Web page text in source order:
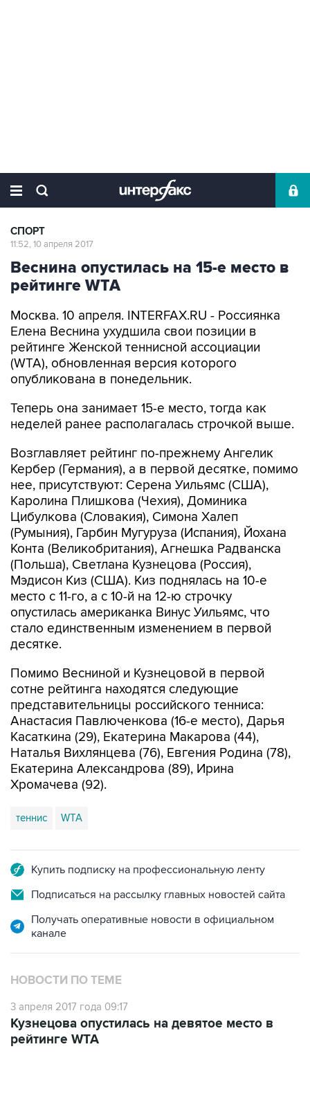
СПОРТ
11:52, 10 апреля 2017
Веснина опустилась на 15-е место в
рейтинге WTA
Москва. 10 апреля. INTERFAX.RU - Россиянка
Елена Веснина ухудшила свои позиции в
рейтинге Женской теннисной ассоциации
(WTA), обновленная версия которого
опубликована в понедельник.
Теперь она занимает 15-е место, тогда как
неделей ранее располагалась строчкой выше.
Возглавляет рейтинг по-прежнему Ангелик
Кербер (Германия), а в первой десятке, помимо
нее, присутствуют: Серена Уильямс (США),
Каролина Плишкова (Чехия), Доминика
Цибулкова (Словакия), Симона Халеп
(Румыния), Гарбин Мугуруза (Испания), Йохана
Конта (Великобритания), Агнешка Радванска
(Польша), Светлана Кузнецова (Россия),
Мэдисон Киз (США). Киз поднялась на 10-е
место с 11-го, а с 10-й на 12-ю строчку
опустилась американка Винус Уильямс, что
стало единственным изменением в первой
десятке.
Помимо Весниной и Кузнецовой в первой
сотне рейтинга находятся следующие
представительницы российского тенниса:
Анастасия Павлюченкова (16-е место), Дарья
Касаткина (29), Екатерина Макарова (44),
Наталья Вихлянцева (76), Евгения Родина (78),
Екатерина Александрова (89), Ирина
Хромачева (92).
теннис WTA
Купить подписку на профессиональную ленту
Подписаться на рассылку главных новостей сайта
Получать оперативные новости в официальном
канале
НОВОСТИ ПО ТЕМЕ
3 апреля 2017 года 09:17
Кузнецова опустилась на девятое место в
рейтинге WTA